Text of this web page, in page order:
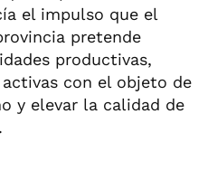
el impulso que el
pretende
productivas,
con el objeto de
y elevar la calidad de